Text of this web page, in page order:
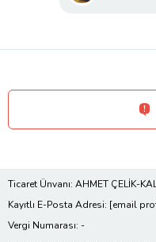
Ticaret Ünvanı: AHMET ÇELİK-
Kayıtlı E-Posta Adresi: [email
Vergi Numarası: -